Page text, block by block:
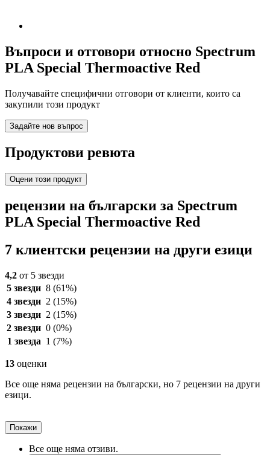
Въпроси и отговори относно Spectrum
PLA Special Thermoactive Red
Получавайте специфични отговори от клиенти, които са
закупили този продукт
Задайте нов въпрос
Продуктови ревюта
Оцени този продукт
рецензии на български за Spectrum
PLA Special Thermoactive Red
7 клиентски рецензии на други езици
4,2 от 5 звезди
5 звезди 8 (61%)
4 звезди 2 (15%)
3 звезди 2 (15%)
2 звезди 0 (0%)
1 звезда 1 (7%)
13 оценки
Все още няма рецензии на български, но 7 рецензии на други
езици.
Покажи
Все още няма отзиви.